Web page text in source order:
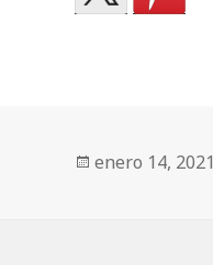
Publicado
enero 14, 2021